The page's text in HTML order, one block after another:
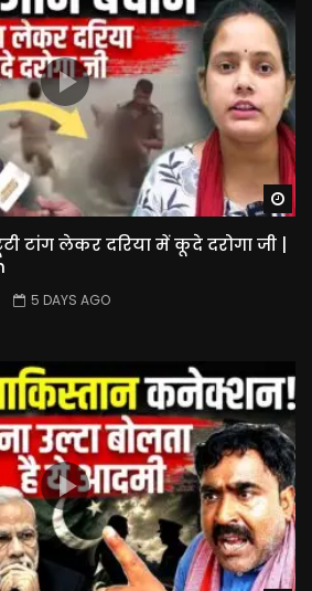
टांग लेकर दरिया में कूदे दरोगा जी |
5 DAYS AGO